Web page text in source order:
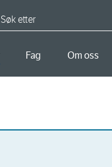
Fag Om oss